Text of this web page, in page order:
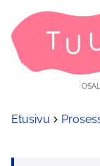
Etusivu